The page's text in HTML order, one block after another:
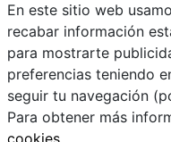
MIFID
Políticas ASG
PSD2
Cambio de divisas
En este sitio web
recabar información
para mostrarte
preferencias teniendo
seguir tu navegación
Para obtener más
cookies